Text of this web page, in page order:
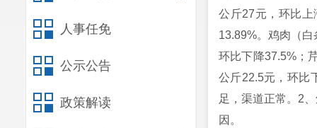
人事任免
公示公告
政策解读
公斤27元，环比
13.89%。鸡肉（
环比下降37.5%；
公斤22.5元，环比
足，渠道正常。2
因。